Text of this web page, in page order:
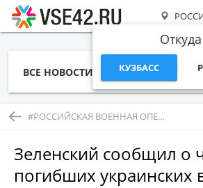
КУЗБАСС
ВСЕ НОВОСТИ СТАТЬИ ТЕМЫ
#РОССИЙСКАЯ ВОЕННАЯ ОПЕРАЦИЯ В УКРАИНЕ
Зеленский сообщил о
погибших украинских